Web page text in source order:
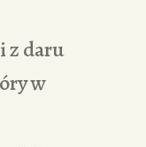
z daru
w